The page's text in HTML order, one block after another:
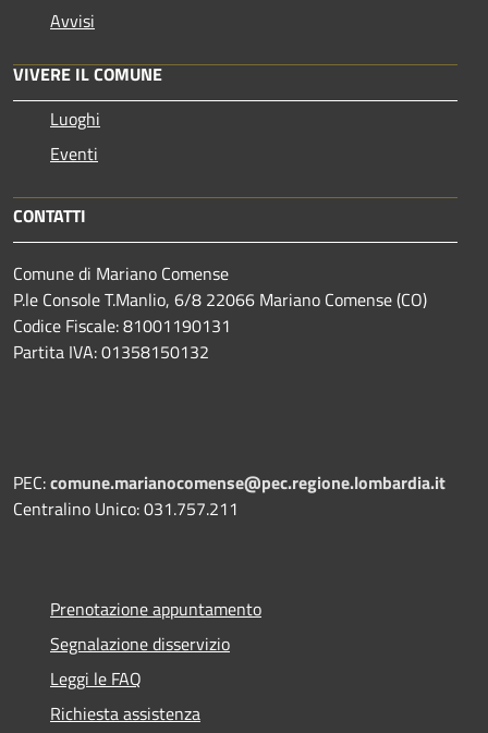
Avvisi
VIVERE IL COMUNE
Luoghi
Eventi
CONTATTI
Comune di Mariano Comense
P.le Console T.Manlio, 6/8 22066 Mariano Comense (CO)
Codice Fiscale: 81001190131
Partita IVA: 01358150132
PEC:comune.marianocomense@pec.regione.lombardia.it
Centralino Unico: 031.757.211
Prenotazione appuntamento
Segnalazione disservizio
Leggi le FAQ
Richiesta assistenza